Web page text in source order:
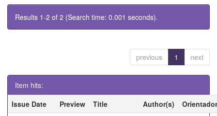
Results 1-2 of 2 (Search time: 0.001 seconds).
previous 1 next
Item hits:
Issue Date
Preview Title Author(s)
Orientador